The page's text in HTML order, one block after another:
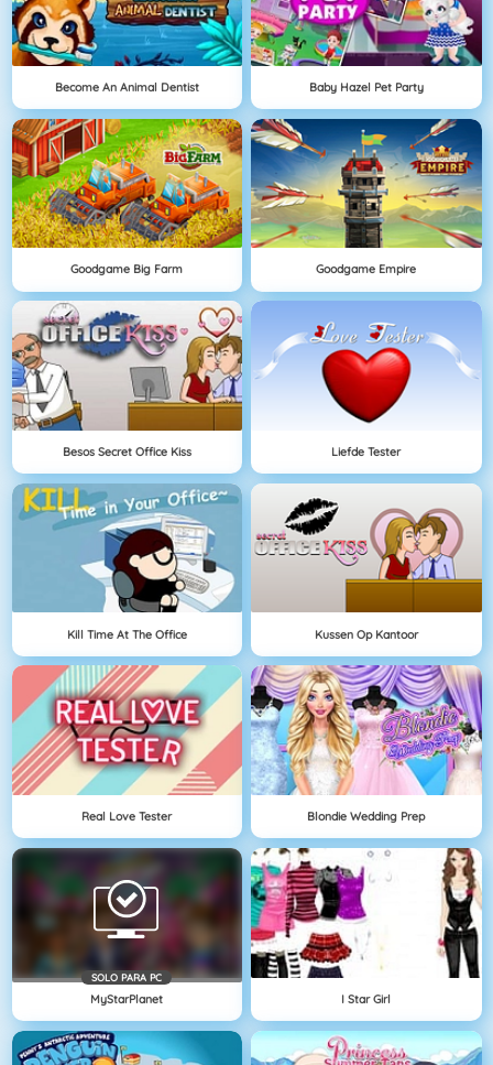
Become An Animal Dentist Baby Hazel Pet Party
Goodgame Big Farm Goodgame Empire
Besos Secret Office Kiss Liefde Tester
Kill Time At The Office Kussen Op Kantoor
Real Love Tester Blondie Wedding Prep
SOLO PARA PC
MyStarPlanet I Star Girl